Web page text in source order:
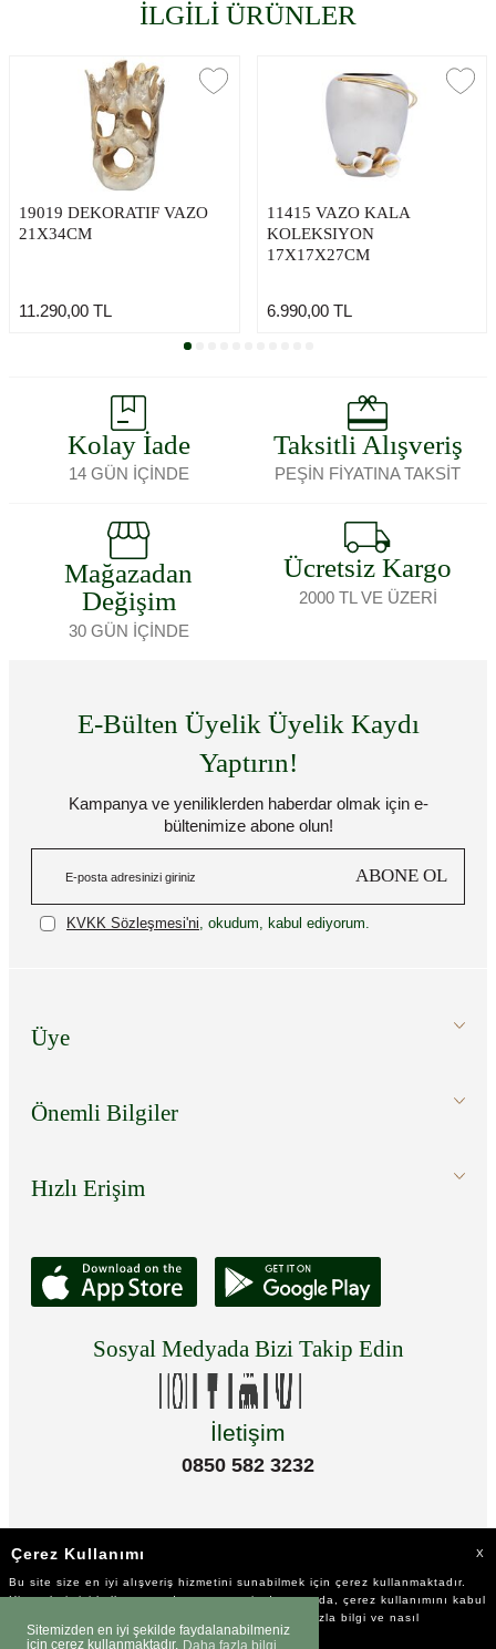
Sitemizden en iyi şekilde faydalanabilmeniz
için çerez kullanmaktadır. Daha fazla bilgi
İLGİLİ ÜRÜNLER
19019 DEKORATIF VAZO
21X34CM
11.290,00 TL
11415 VAZO KALA
KOLEKSIYON
17X17X27CM
6.990,00TL
Kolay İade
14 GÜN İÇİNDE
Taksitli Alışveriş
PEŞİN FİYATINA TAKSİT
Mağazadan
Değişim
30 GÜN İÇİNDE
Ücretsiz Kargo
2000 TL VE ÜZERİ
E-Bülten Üyelik Üyelik Kaydı
Yaptırın!
Kampanya ve yeniliklerden haberdar olmak için e-
bültenimize abone olun!
ABONE OL
KVKK Sözleşmesi'ni , okudum, kabul ediyorum.
Üye
Önemli Bilgiler
Hızlı Erişim
Sosyal Medyada Bizi Takip Edin
İletişim
0850 582 3232
Çerez Kullanımı X
Bu site size en iyi alışveriş hizmetini sunabilmek için çerez kullanmaktadır.
Hizmetlerimizi kullanmaya devam etmeniz durumunda, çerez kullanımını kabul
ettiğinizi varsayacağız. Çerezler hakkında daha fazla bilgi ve nasıl
reddedeceğinizi öğrenmek içintıklayınız